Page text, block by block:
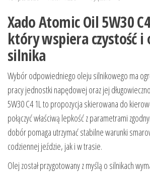
Xado Atomic Oil 5W30
który wspiera czystość i
silnika
Wybór odpowiedniego oleju silnikowego ma
pracy jednostki napędowej oraz jej
5W30 C4 1L to propozycja skierowana do
połączyć właściwą lepkość z parametrami
dobór pomaga utrzymać stabilne warunki
codziennej jeździe, jak i w trasie.
Olej został przygotowany z myślą o silnikach